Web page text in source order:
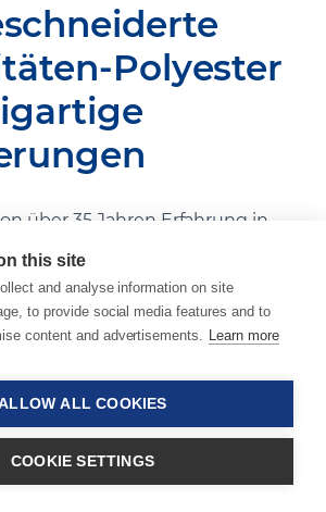
Polyester
über 35 Jahren Erfahrung in
ausschöpfen.
in der Verarbeitung von
und unser tiefgehendes
mechanische und chemische
es uns,
Produkte zu entwickeln, die
Polymergruppe nutzen und für
this site
and analyse information on site
to provide social media features and to
content and advertisements. Learn more
ALL COOKIES
COOKIE SETTINGS